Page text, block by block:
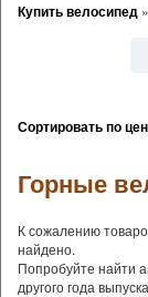
Купить велосипед »
Сортировать по
Горные
К сожалению
найдено.
Попробуйте найти
другого года